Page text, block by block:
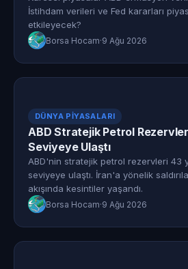
İstihdam verileri ve Fed kararları
etkileyecek?
Borsa Hocam·9 Ağu 2026
DÜNYA PIYASALARI
ABD Stratejik Petrol
Seviyeye Ulaştı
ABD'nin stratejik petrol rezervleri 43
seviyeye ulaştı. İran'a yönelik
akışında kesintiler yaşandı.
Borsa Hocam·9 Ağu 2026